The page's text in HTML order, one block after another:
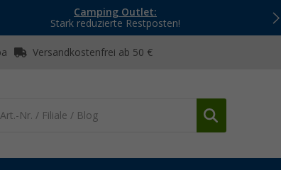
Camping Outlet:
Stark reduzierte Restposten!
Versandkostenfrei ab 50 €